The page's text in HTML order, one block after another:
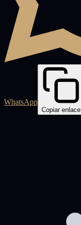
WhatsApp
Copiar enlace